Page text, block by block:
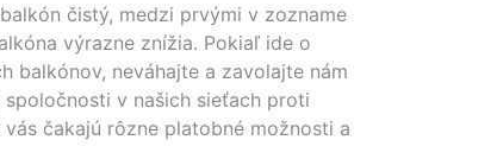
čistý, medzi prvými v zozname
výrazne znížia. Pokiaľ ide o
balkónov, neváhajte a zavolajte nám
v našich sieťach proti
čakajú rôzne platobné možnosti a